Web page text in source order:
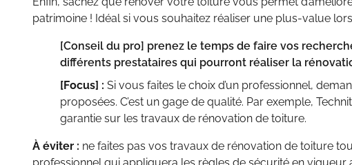
patrimoine ! Idéal si vous souhaitez réaliser une plus-value
[Conseil du pro] prenez le temps de faire vos
différents prestataires qui pourront réaliser la
[Focus] : Si vous faites le choix d’un professionnel,
proposées. C’est un gage de qualité. Par exemple,
garantie sur les travaux de rénovation de toiture.
À éviter : ne faites pas vos travaux de rénovation de toiture
professionnel qui appliquera les règles de sécurité en vigueur